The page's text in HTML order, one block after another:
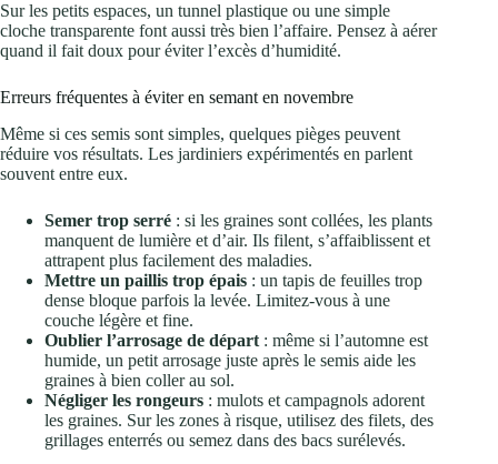
Sur les petits espaces, un tunnel plastique ou une simple
cloche transparente font aussi très bien l’affaire. Pensez à aérer
quand il fait doux pour éviter l’excès d’humidité.
Erreurs fréquentes à éviter en semant en novembre
Même si ces semis sont simples, quelques pièges peuvent
réduire vos résultats. Les jardiniers expérimentés en parlent
souvent entre eux.
Semer trop serré : si les graines sont collées, les plants
manquent de lumière et d’air. Ils filent, s’affaiblissent et
attrapent plus facilement des maladies.
Mettre un paillis trop épais : un tapis de feuilles trop
dense bloque parfois la levée. Limitez-vous à une
couche légère et fine.
Oublier l’arrosage de départ : même si l’automne est
humide, un petit arrosage juste après le semis aide les
graines à bien coller au sol.
Négliger les rongeurs : mulots et campagnols adorent
les graines. Sur les zones à risque, utilisez des filets, des
grillages enterrés ou semez dans des bacs surélevés.